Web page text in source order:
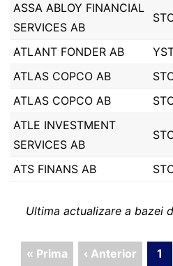
ASSA ABLOY FINANCIAL
SERVICES AB
ATLANT FONDER AB
ATLAS COPCO AB
ATLAS COPCO AB
ATLE INVESTMENT
SERVICES AB
ATS FINANS AB
Ultima actualizare a bazei
« Prima ‹ Anterior 1